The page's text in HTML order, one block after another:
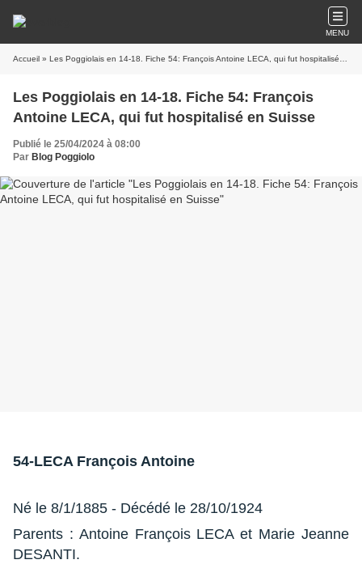
MENU
Accueil » Les Poggiolais en 14-18. Fiche 54: François Antoine LECA, qui fut hospitalisé en Suisse
Les Poggiolais en 14-18. Fiche 54: François
Antoine LECA, qui fut hospitalisé en Suisse
Publié le 25/04/2024 à 08:00
Par Blog Poggiolo
54-LECA François Antoine
Né le 8/1/1885 - Décédé le 28/10/1924
Parents : Antoine François LECA et Marie Jeanne
DESANTI.